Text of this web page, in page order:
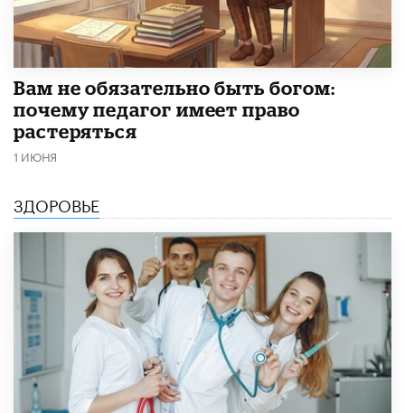
​Вам не обязательно быть богом:
почему педагог имеет право
растеряться
1 ИЮНЯ
ЗДОРОВЬЕ